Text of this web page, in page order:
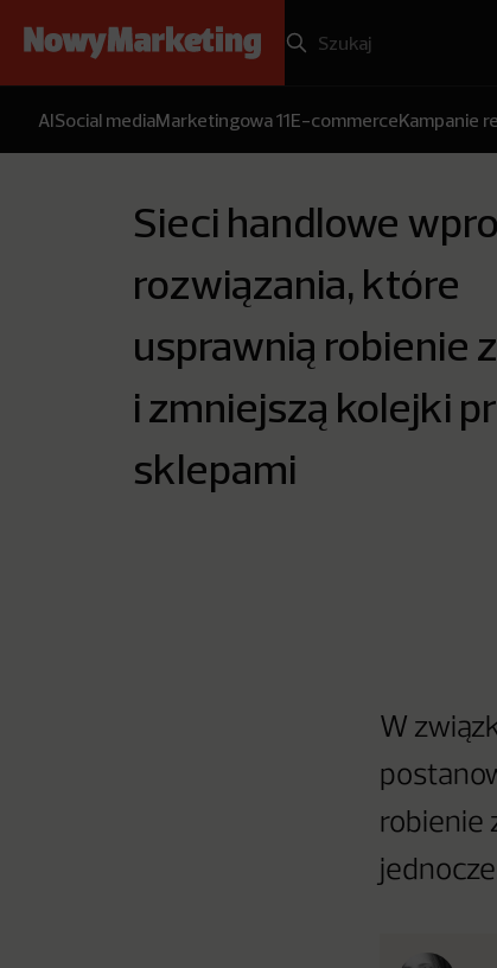
AISocial mediaMarketingowa 11E-commerceKampanie
Sieci handlowe
rozwiązania, które
usprawnią robienie
i zmniejszą kolejki
sklepami
W
robienie